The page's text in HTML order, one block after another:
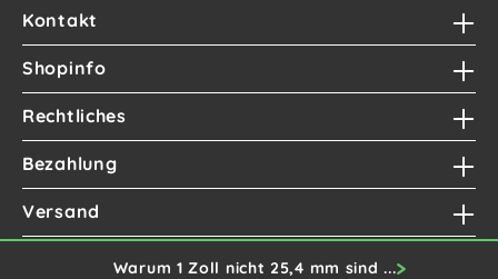
Warum 1 Zoll nicht 25,4 mm sind ...
Kontakt
Shopinfo
Rechtliches
Bezahlung
Versand